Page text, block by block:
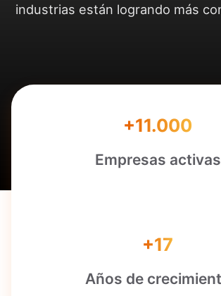
industrias están logrando más
+11.000
Empresas activas
+17
Años de